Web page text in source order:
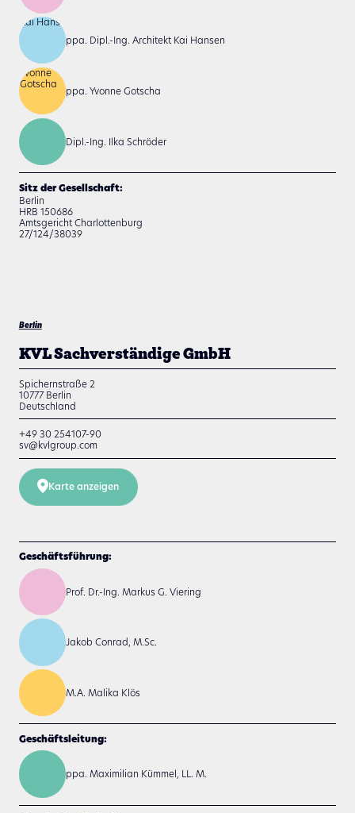
ppa. Dipl.-Ing. Architekt Kai Hansen
ppa. Yvonne Gotscha
Dipl.-Ing. Ilka Schröder
Sitz der Gesellschaft:
Berlin
HRB 150686
Amtsgericht Charlottenburg
27/124/38039
Berlin
KVL Sachverständige GmbH
Spichernstraße 2
10777 Berlin
Deutschland
+49 30 254107-90
sv@kvlgroup.com
Karte anzeigen
Geschäftsführung:
Prof. Dr.-Ing. Markus G. Viering
Jakob Conrad, M.Sc.
M.A. Malika Klös
Geschäftsleitung:
ppa. Maximilian Kümmel, LL. M.